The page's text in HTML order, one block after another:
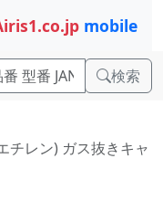
mobile
検索
チレン) ガス抜きキャ